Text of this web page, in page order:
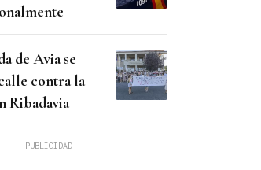
de Avia se
contra la
Ribadavia